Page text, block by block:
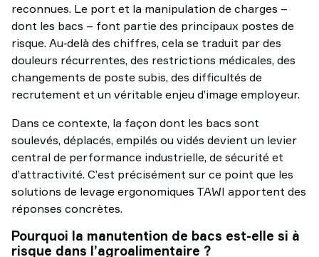
reconnues. Le port et la manipulation de charges –
dont les bacs – font partie des principaux postes de
risque. Au‑delà des chiffres, cela se traduit par des
douleurs récurrentes, des restrictions médicales, des
changements de poste subis, des difficultés de
recrutement et un véritable enjeu d’image employeur.
Dans ce contexte, la façon dont les bacs sont
soulevés, déplacés, empilés ou vidés devient un levier
central de performance industrielle, de sécurité et
d’attractivité. C’est précisément sur ce point que les
solutions de levage ergonomiques TAWI apportent des
réponses concrètes.
Pourquoi la manutention de bacs est-elle si à
risque dans l’agroalimentaire ?